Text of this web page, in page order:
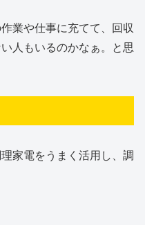
業や仕事に充てて、回収
人もいるのかなぁ。と思
家電をうまく活用し、調